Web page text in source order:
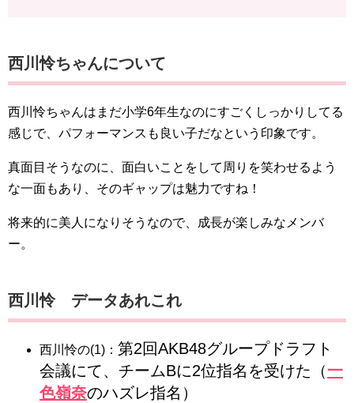
西川怜ちゃんについて
西川怜ちゃんはまだ小学6年生なのにすごくしっかりしてる
感じで、パフォーマンスも良い子だなという印象です。
真面目そうなのに、面白いことをして周りを笑わせるよう
な一面もあり、そのギャップは魅力ですね！
将来的に美人になりそうなので、成長が楽しみなメンバ
ー。
西川怜 データあれこれ
西川怜の(1)： 第2回AKB48グループドラフト
会議にて、チームBに2位指名を受けた（一
色嶺奈のハズレ指名）